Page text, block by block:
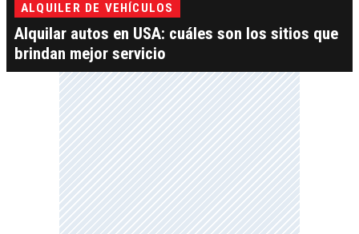
ALQUILER DE VEHÍCULOS
Alquilar autos en USA: cuáles son los sitios que
brindan mejor servicio